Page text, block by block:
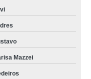
Mazzei